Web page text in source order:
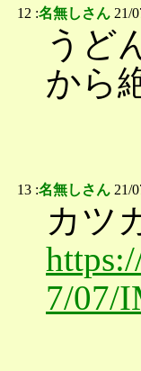
12 :名無しさん 21/
うど
から
13 :名無しさん 21/
カツ
7/07/